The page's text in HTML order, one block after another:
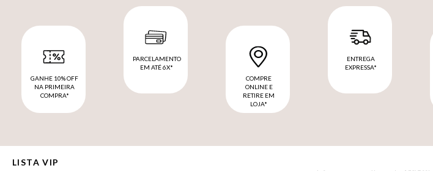
GANHE 10% OFF
NA PRIMEIRA
COMPRA*
PARCELAMENTO
EM ATÉ 6X*
COMPRE
ONLINE E
RETIRE EM
LOJA*
ENTREGA
EXPRESSA*
LISTA VIP